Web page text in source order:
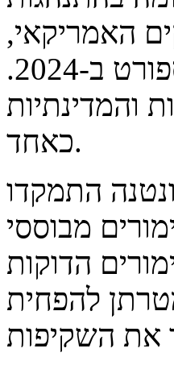
האמריקאי,
אמריקאים הימרו שיא של 148 מיליארד דולר על ספורט ב-2024.
והמדינתיות
כאחד.
התמקדו
מבוססי
הדוקות
להפחית